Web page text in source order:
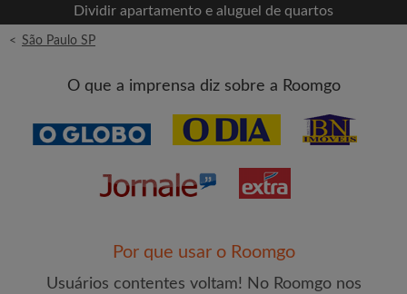
OU
Dividir apartamento e aluguel de quartos
< São Paulo SP
O que a imprensa diz sobre a Roomgo
Por que usar o Roomgo
Usuários contentes voltam! No Roomgo nos